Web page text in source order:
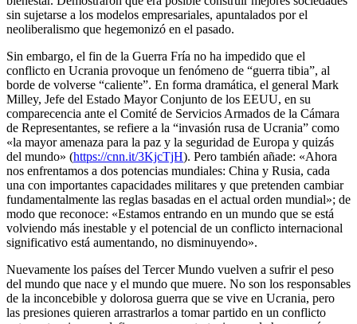
sin sujetarse a los modelos empresariales, apuntalados por el
neoliberalismo que hegemonizó en el pasado.
Sin embargo, el fin de la Guerra Fría no ha impedido que el
conflicto en Ucrania provoque un fenómeno de “guerra tibia”, al
borde de volverse “caliente”. En forma dramática, el general Mark
Milley, Jefe del Estado Mayor Conjunto de los EEUU, en su
comparecencia ante el Comité de Servicios Armados de la Cámara
de Representantes, se refiere a la “invasión rusa de Ucrania” como
«la mayor amenaza para la paz y la seguridad de Europa y quizás
del mundo» (https://cnn.it/3KjcTjH). Pero también añade: «Ahora
nos enfrentamos a dos potencias mundiales: China y Rusia, cada
una con importantes capacidades militares y que pretenden cambiar
fundamentalmente las reglas basadas en el actual orden mundial»; de
modo que reconoce: «Estamos entrando en un mundo que se está
volviendo más inestable y el potencial de un conflicto internacional
significativo está aumentando, no disminuyendo».
Nuevamente los países del Tercer Mundo vuelven a sufrir el peso
del mundo que nace y el mundo que muere. No son los responsables
de la inconcebible y dolorosa guerra que se vive en Ucrania, pero
las presiones quieren arrastrarlos a tomar partido en un conflicto